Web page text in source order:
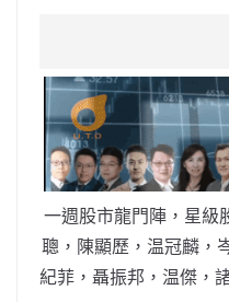
e
b
o
o
k
W
ei
b
o
s
A
p
p
一週股市龍門陣，星級
聰，陳顯歷，温冠麟，
紀菲，聶振邦，温傑，